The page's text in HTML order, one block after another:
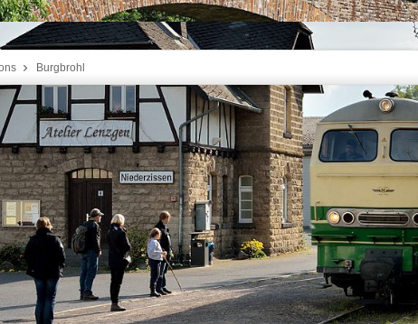
Burgbrohl
das ca. 120 m lange Tönissteiner Viadukt überfahren hat, erwartet Sie
langen Tönissteiner Tunnels das schönste Bahnhofsgebäude des
beherbergt eine Gaststätte (derzeit geschlossen) und bildet mit dem
ein idyllisches Ensemble.